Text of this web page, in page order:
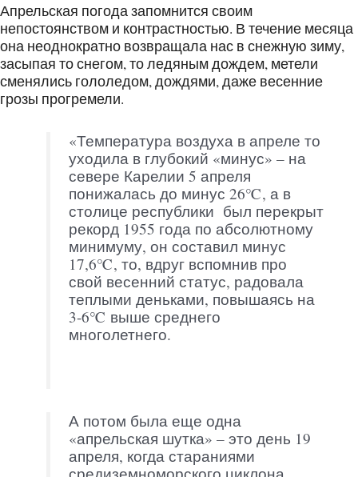
Апрельская погода запомнится своим
непостоянством и контрастностью. В течение месяца
она неоднократно возвращала нас в снежную зиму,
засыпая то снегом, то ледяным дождем, метели
сменялись гололедом, дождями, даже весенние
грозы прогремели.
«Температура воздуха в апреле то
уходила в глубокий «минус» – на
севере Карелии 5 апреля
понижалась до минус 26℃, а в
столице республики был перекрыт
рекорд 1955 года по абсолютному
минимуму, он составил минус
17,6℃, то, вдруг вспомнив про
свой весенний статус, радовала
теплыми деньками, повышаясь на
3-6℃ выше среднего
многолетнего.
А потом была еще одна
«апрельская шутка» – это день 19
апреля, когда стараниями